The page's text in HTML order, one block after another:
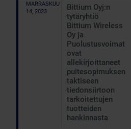
MARRASKUU
14, 2023
Bittium Oyj:n
tytäryhtiö
Bittium Wireless
Oy ja
Puolustusvoimat
ovat
allekirjoittaneet
puitesopimuksen
taktiseen
tiedonsiirtoon
tarkoitettujen
tuotteiden
hankinnasta